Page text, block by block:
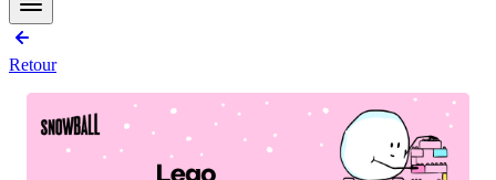
Retour